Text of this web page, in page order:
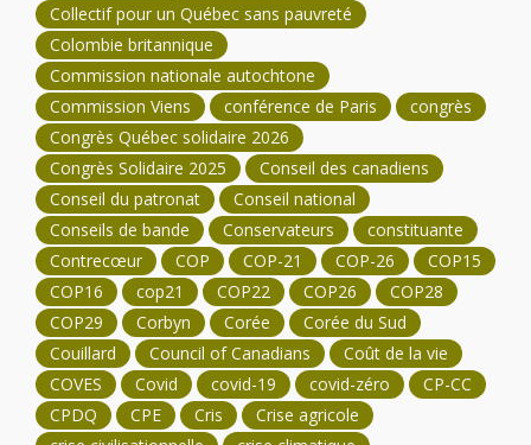
Collectif pour un Québec sans pauvreté
Colombie britannique
Commission nationale autochtone
Commission Viens
conférence de Paris
congrès
Congrès Québec solidaire 2026
Congrès Solidaire 2025
Conseil des canadiens
Conseil du patronat
Conseil national
Conseils de bande
Conservateurs
constituante
Contrecœur
COP COP-21 COP-26
COP15
COP16
cop21 COP22 COP26
COP28
COP29
Corbyn Corée
Corée du Sud
Couillard
Council of Canadians
Coût de la vie
COVES
Covid covid-19 covid-zéro
CP-CC
CPDQ
CPE Cris
Crise agricole